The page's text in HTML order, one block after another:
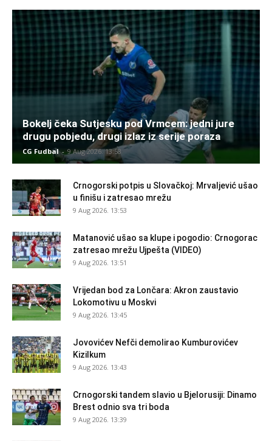
Bokelj čeka Sutjesku pod Vrmcem: jedni jure
drugu pobjedu, drugi izlaz iz serije poraza
CG Fudbal - 9 Aug 2026. 13:58
Crnogorski potpis u Slovačkoj: Mrvaljević ušao
u finišu i zatresao mrežu
9 Aug 2026. 13:53
Matanović ušao sa klupe i pogodio: Crnogorac
zatresao mrežu Ujpešta (VIDEO)
9 Aug 2026. 13:51
Vrijedan bod za Lončara: Akron zaustavio
Lokomotivu u Moskvi
9 Aug 2026. 13:45
Jovovićev Nefči demolirao Kumburovićev
Kizilkum
9 Aug 2026. 13:43
Crnogorski tandem slavio u Bjelorusiji: Dinamo
Brest odnio sva tri boda
9 Aug 2026. 13:39